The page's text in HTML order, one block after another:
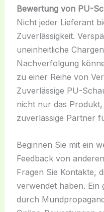
Bewertung von PU-
Nicht jeder Lieferant
Zuverlässigkeit.
uneinheitliche
Nachverfolgung
zu einer Reihe von
Zuverlässige PU-
nicht nur das
zuverlässige Partner
Beginnen Sie mit ein
Feedback von
Fragen Sie Kontakte,
verwendet haben.
durch